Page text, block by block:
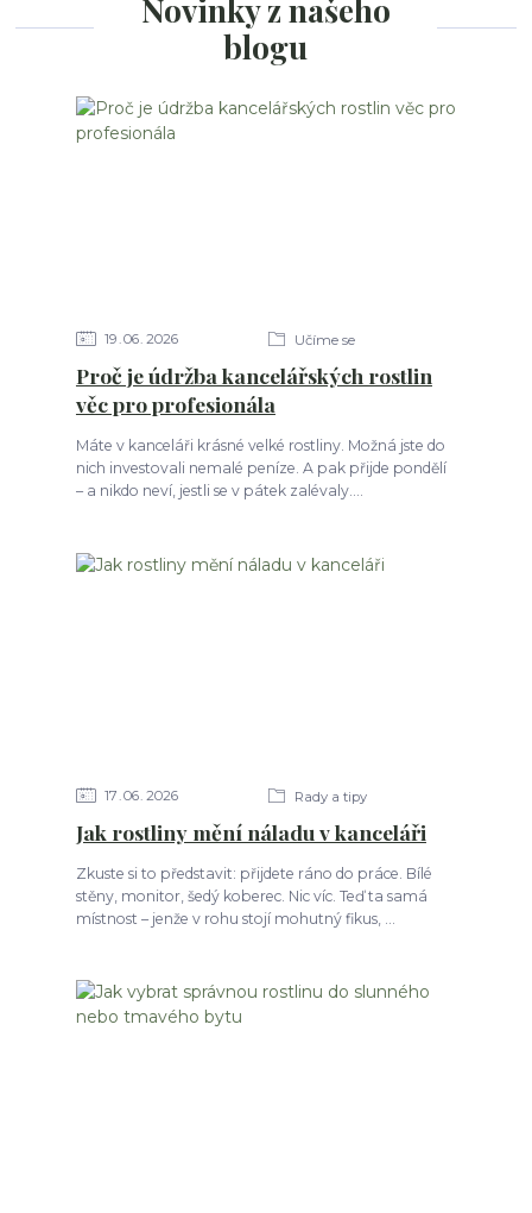
Novinky z našeho
blogu
19 06 2026 Učíme se
Proč je údržba kancelářských rostlin
věc pro profesionála
Máte v kanceláři krásné velké rostliny. Možná jste do
nich investovali nemalé peníze. A pak přijde pondělí
– a nikdo neví, jestli se v pátek zalévaly....
17 06 2026 Rady a tipy
Jak rostliny mění náladu v kanceláři
Zkuste si to představit: přijdete ráno do práce. Bílé
stěny, monitor, šedý koberec. Nic víc. Teď ta samá
místnost – jenže v rohu stojí mohutný fikus, ...